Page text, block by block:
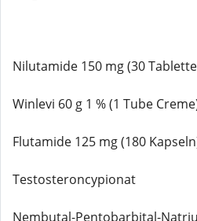
Nilutamide 150 mg (30
Winlevi 60 g 1 % (1 Tube
Flutamide 125 mg (180
Testosteroncypionat
Nembutal-Pentobarbital-